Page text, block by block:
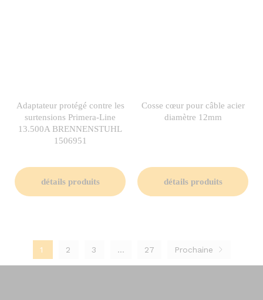
Adaptateur protégé contre les
surtensions Primera-Line
13.500A BRENNENSTUHL
1506951
détails produits
Cosse cœur pour câble acier
diamètre 12mm
détails produits
1 2 3 … 27 Prochaine